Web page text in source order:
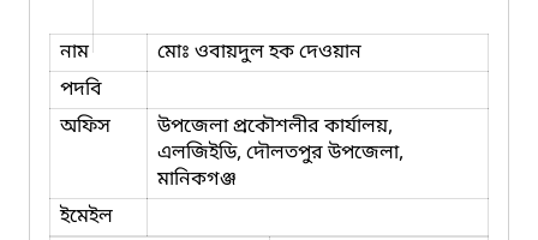
নাম
মোঃ ওবায়দুল হক দেওয়ান
পদবি
অফিস
উপজেলা প্রকৌশলীর কার্যালয়,
এলজিইডি, দৌলতপুর উপজেলা,
মানিকগঞ্জ
ইমেইল